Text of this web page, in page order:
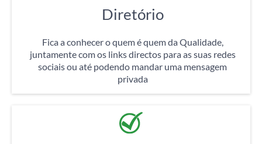
Diretório
Fica a conhecer o quem é quem da Qualidade,
juntamente com os links directos para as suas redes
sociais ou até podendo mandar uma mensagem
privada